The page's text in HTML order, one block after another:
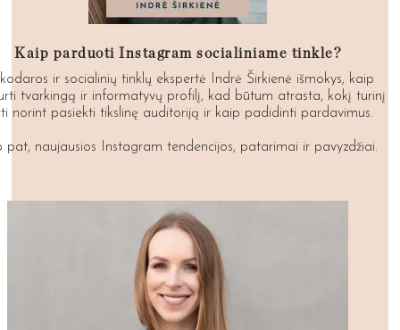
Kaip parduoti Instagram socialiniame tinkle?
ir socialinių tinklų ekspertė Indrė Širkienė išmokys, kaip
tvarkingą ir informatyvų profilį, kad būtum atrasta, kokį turinį
norint pasiekti tikslinę auditoriją ir kaip padidinti pardavimus.
pat, naujausios Instagram tendencijos, patarimai ir pavyzdžiai.